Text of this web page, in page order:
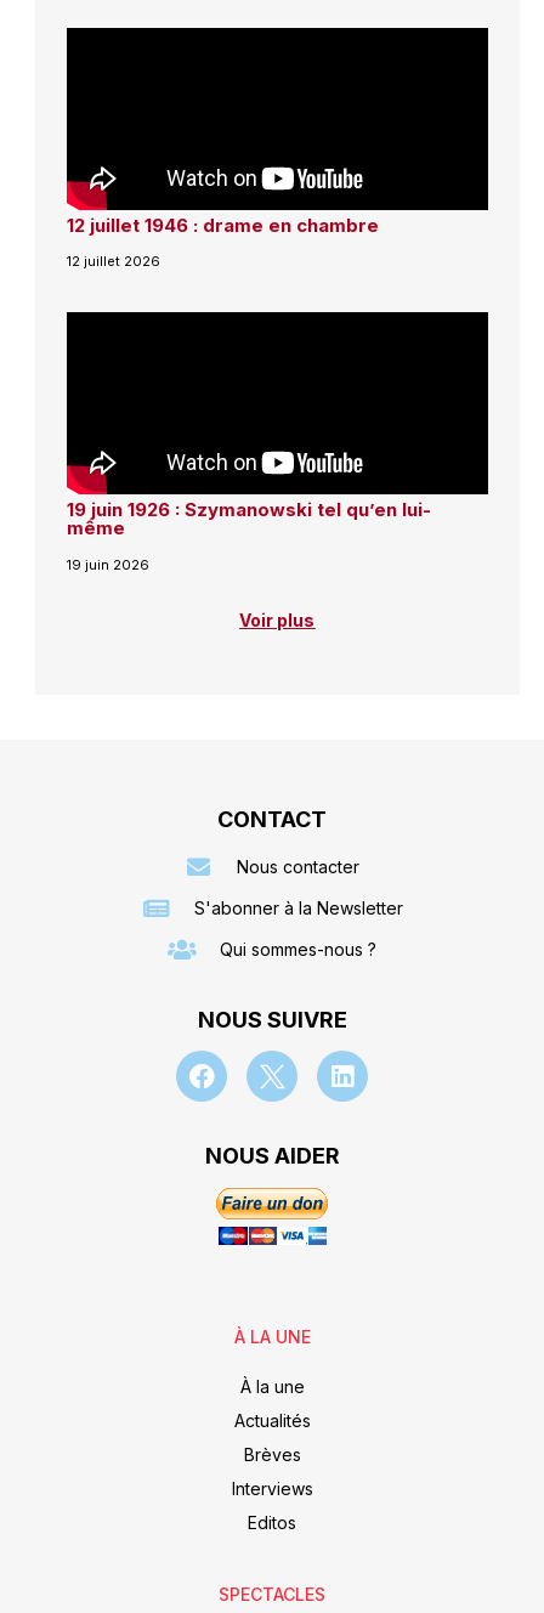
12 juillet 1946 : drame en chambre
12 juillet 2026
19 juin 1926 : Szymanowski tel qu’en lui-
même
19 juin 2026
Voir plus
CONTACT
Nous contacter
S'abonner à la Newsletter
Qui sommes-nous ?
NOUS SUIVRE
NOUS AIDER
À LA UNE
À la une
Actualités
Brèves
Interviews
Editos
SPECTACLES